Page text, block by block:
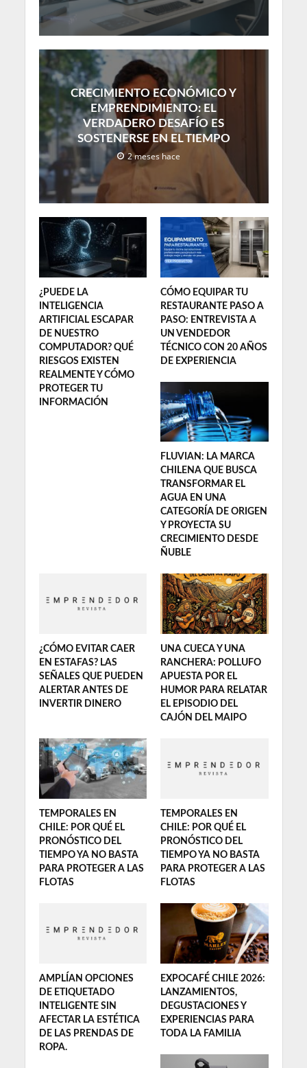
CRECIMIENTO ECONÓMICO Y
EMPRENDIMIENTO: EL
VERDADERO DESAFÍO ES
SOSTENERSE EN EL TIEMPO
2 meses hace
¿PUEDE LA
INTELIGENCIA
ARTIFICIAL ESCAPAR
DE NUESTRO
COMPUTADOR? QUÉ
RIESGOS EXISTEN
REALMENTE Y CÓMO
PROTEGER TU
INFORMACIÓN
CÓMO EQUIPAR TU
RESTAURANTE PASO A
PASO: ENTREVISTA A
UN VENDEDOR
TÉCNICO CON 20 AÑOS
DE EXPERIENCIA
FLUVIAN: LA MARCA
CHILENA QUE BUSCA
TRANSFORMAR EL
AGUA EN UNA
CATEGORÍA DE ORIGEN
Y PROYECTA SU
CRECIMIENTO DESDE
ÑUBLE
¿CÓMO EVITAR CAER
EN ESTAFAS? LAS
SEÑALES QUE PUEDEN
ALERTAR ANTES DE
INVERTIR DINERO
UNA CUECA Y UNA
RANCHERA: POLLUFO
APUESTA POR EL
HUMOR PARA RELATAR
EL EPISODIO DEL
CAJÓN DEL MAIPO
TEMPORALES EN
CHILE: POR QUÉ EL
PRONÓSTICO DEL
TIEMPO YA NO BASTA
PARA PROTEGER A LAS
FLOTAS
TEMPORALES EN
CHILE: POR QUÉ EL
PRONÓSTICO DEL
TIEMPO YA NO BASTA
PARA PROTEGER A LAS
FLOTAS
AMPLÍAN OPCIONES
DE ETIQUETADO
INTELIGENTE SIN
AFECTAR LA ESTÉTICA
DE LAS PRENDAS DE
ROPA.
EXPOCAFÉ CHILE 2026:
LANZAMIENTOS,
DEGUSTACIONES Y
EXPERIENCIAS PARA
TODA LA FAMILIA